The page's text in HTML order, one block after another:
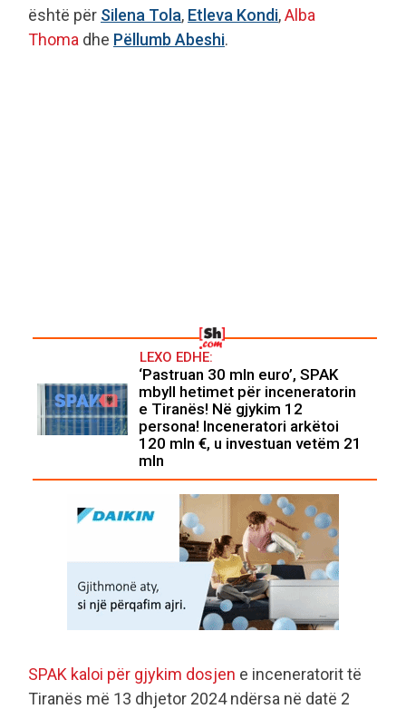
është për Silena Tola, Etleva Kondi,Alba
Thoma dhe Pëllumb Abeshi.
LEXO EDHE:
‘Pastruan 30 mln euro’, SPAK
mbyll hetimet për inceneratorin
e Tiranës! Në gjykim 12
persona! Inceneratori arkëtoi
120 mln €, u investuan vetëm 21
mln
SPAK kaloi për gjykim dosjen e inceneratorit të
Tiranës më 13 dhjetor 2024 ndërsa në datë 2